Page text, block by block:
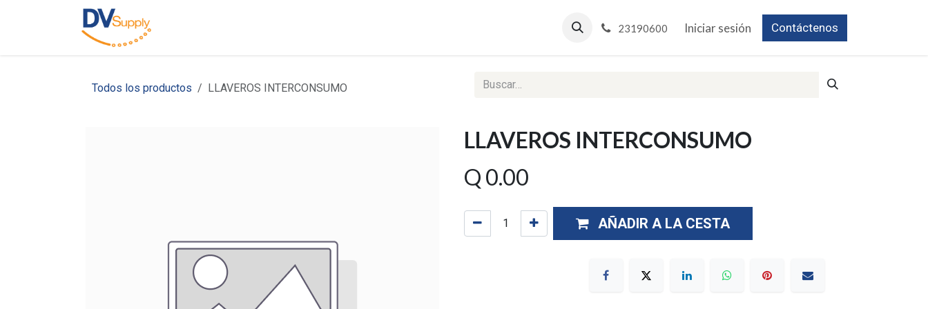
Reportes Web 23190600 Iniciar sesión Contáctenos
Todos los productos LLAVEROS INTERCONSUMO
LLAVEROS INTERCONSUMO
Q 0.00
AÑADIR A LA CESTA